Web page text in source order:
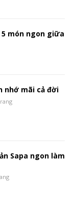
5 món ngon giữa
nhớ mãi cả đời
Sapa ngon làm